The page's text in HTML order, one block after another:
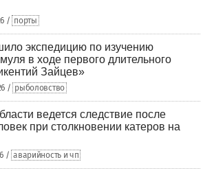
/ порты
экспедицию по изучению
в ходе первого длительного
Зайцев»
/ рыболовство
ведется следствие после
при столкновении катеров на
/ аварийность и чп